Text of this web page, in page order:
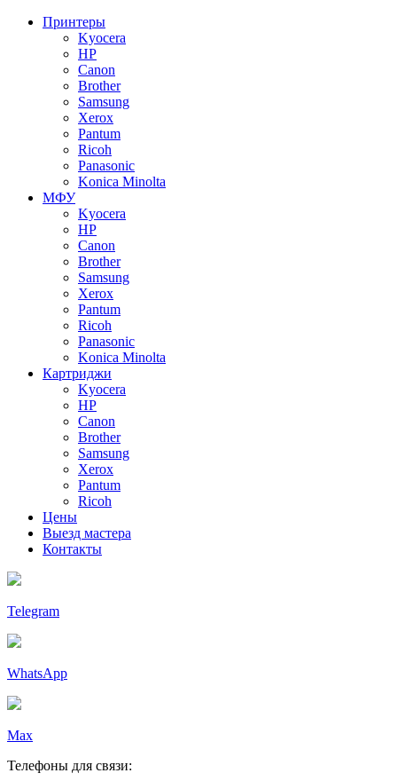
Принтеры
Kyocera
HP
Canon
Brother
Samsung
Xerox
Pantum
Ricoh
Panasonic
Konica Minolta
МФУ
Kyocera
HP
Canon
Brother
Samsung
Xerox
Pantum
Ricoh
Panasonic
Konica Minolta
Картриджи
Kyocera
HP
Canon
Brother
Samsung
Xerox
Pantum
Ricoh
Цены
Выезд мастера
Контакты
Telegram
WhatsApp
Max
Телефоны для связи: